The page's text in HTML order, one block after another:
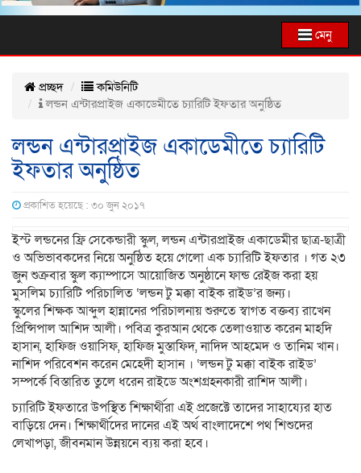
মেনু
প্রচ্ছদ
কমিউনিটি
লন্ডন এন্টারপ্রাইজ একাডেমীতে চ্যারিটি ইফতার অনুষ্ঠিত
লন্ডন এন্টারপ্রাইজ একাডেমীতে চ্যারিটি
ইফতার অনুষ্ঠিত
প্রকাশিত হয়েছে : ৩০ জুন ২০১৭
ইস্ট লন্ডনের ফ্রি সেকেন্ডারী স্কুল, লন্ডন এন্টারপ্রাইজ একাডেমীর ছাত্র-ছাত্রী
ও অভিভাবকদের নিয়ে অনুষ্ঠিত হয়ে গেলো এক চ্যারিটি ইফতার । গত ২৩
জুন শুক্রবার স্কুল ক্যাম্পাসে আয়োজিত অনুষ্ঠানে ফান্ড রেইজ করা হয়
মুসলিম চ্যারিটি পরিচালিত ‘লন্ডন টু মক্কা বাইক রাইড’র জন্য।
স্কুলের শিক্ষক আব্দুল হান্নানের পরিচালনায় শুরুতে স্বাগত বক্তব্য রাখেন
প্রিন্সিপাল আশিদ আলী। পবিত্র কুরআন থেকে তেলাওয়াত করেন মাহদি
হাসান, হাফিজ ওয়াসিফ, হাফিজ মুস্তাফিদ, নাদিদ আহমেদ ও তানিম খান।
নাশিদ পরিবেশন করেন মেহেদী হাসান । ‘লন্ডন টু মক্কা বাইক রাইড’
সম্পর্কে বিস্তারিত তুলে ধরেন রাইডে অংশগ্রহনকারী রাশিদ আলী।
চ্যারিটি ইফতারে উপস্থিত শিক্ষার্থীরা এই প্রজেক্টে তাদের সাহায্যের হাত
বাড়িয়ে দেন। শিক্ষার্থীদের দানের এই অর্থ বাংলাদেশে পথ শিশুদের
লেখাপড়া, জীবনমান উন্নয়নে ব্যয় করা হবে।